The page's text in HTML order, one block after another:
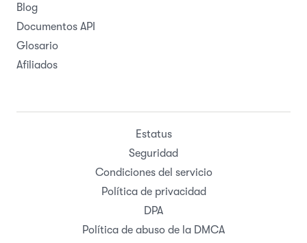
Blog
Documentos API
Glosario
Afiliados
Estatus
Seguridad
Condiciones del servicio
Política de privacidad
DPA
Política de abuso de la DMCA